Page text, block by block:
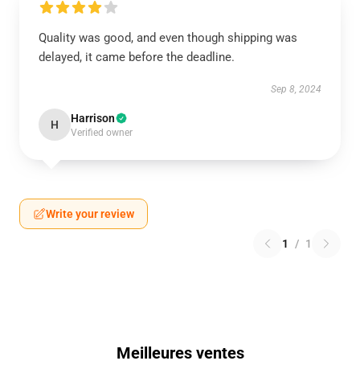
Quality was good, and even though shipping was
delayed, it came before the deadline.
Sep 8, 2024
H Harrison
Verified owner
Write your review
1 / 1
Meilleures ventes